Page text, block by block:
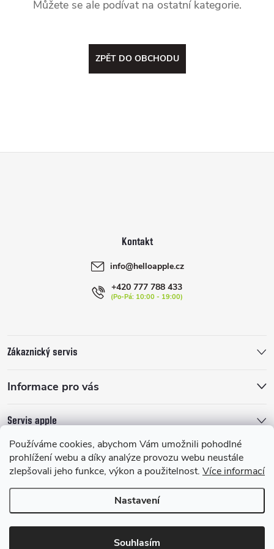
Používáme cookies, abychom Vám umožnili pohodlné
prohlížení webu a díky analýze provozu webu neustále
zlepšovali jeho funkce, výkon a použitelnost. Více informací
Nastavení
Souhlasím
Můžete se ale podívat na ostatní kategorie.
ZPĚT DO OBCHODU
info@helloapple.cz
+420 777 788 433
Zákaznický servis
Informace pro vás
Servis apple
Copyright 2026HelloApple. Všechna práva vyhrazena.Upravit nastavení
cookies